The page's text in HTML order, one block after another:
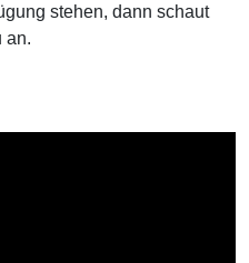
stehen, dann schaut
an.